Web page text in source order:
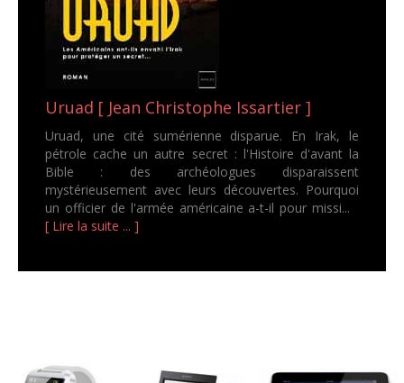
Uruad [ Jean Christophe Issartier ]
Uruad, une cité sumérienne disparue. En Irak, le
pétrole cache un autre secret : l'Histoire d'avant la
Bible : des archéologues disparaissent
mystérieusement avec leurs découvertes. Pourquoi
un officier de l'armée américaine a-t-il pour missi...
[ Lire la suite ... ]